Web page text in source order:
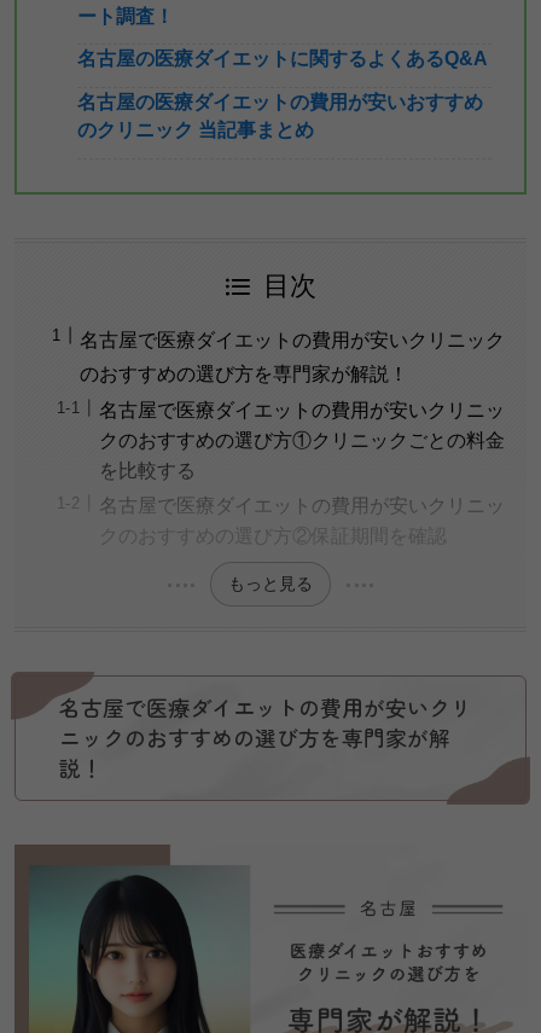
ート調査！
名古屋の医療ダイエットに関するよくあるQ&A
名古屋の医療ダイエットの費用が安いおすすめ
のクリニック 当記事まとめ
目次
名古屋で医療ダイエットの費用が安いクリニック
のおすすめの選び方を専門家が解説！
名古屋で医療ダイエットの費用が安いクリニッ
クのおすすめの選び方①クリニックごとの料金
を比較する
名古屋で医療ダイエットの費用が安いクリニッ
クのおすすめの選び方②保証期間を確認
もっと見る
名古屋で医療ダイエットの費用が安いクリ
ニックのおすすめの選び方を専門家が解
説！